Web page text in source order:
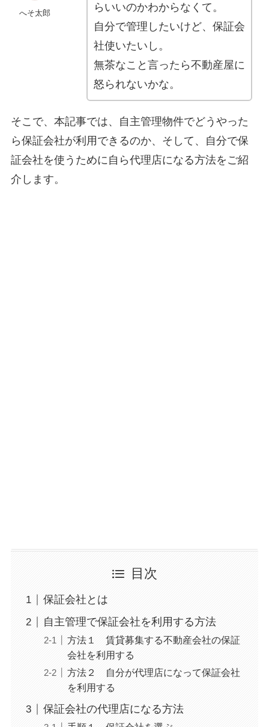
へそ太郎
らいいのかわからなくて。
自分で管理したいけど、保証会
社使いたいし。
無茶なこと言ったら不動産屋に
怒られないかな。
そこで、本記事では、自主管理物件でどうやった
ら保証会社が利用できるのか、そして、自分で保
証会社を使うために自ら代理店になる方法をご紹
介します。
目次
保証会社とは
自主管理で保証会社を利用する方法
方法１ 賃貸募集する不動産会社の保証
会社を利用する
方法２ 自分が代理店になって保証会社
を利用する
保証会社の代理店になる方法